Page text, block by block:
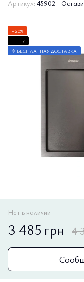
Артикул: 45902
−20%
7
✈ БЕСПЛАТНАЯ ДОСТАВКА
Нет в наличии
3 485 грн 4